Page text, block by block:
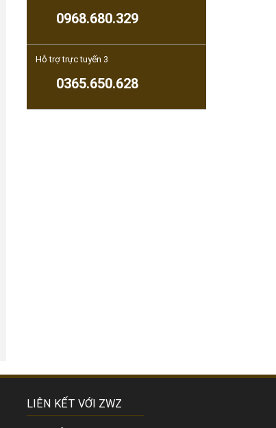
0968.680.329
Hỗ trợ trực tuyến 3
0365.650.628
LIÊN KẾT VỚI ZWZ